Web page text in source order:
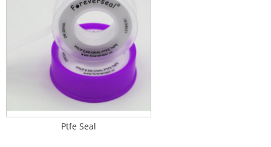
Ptfe Seal